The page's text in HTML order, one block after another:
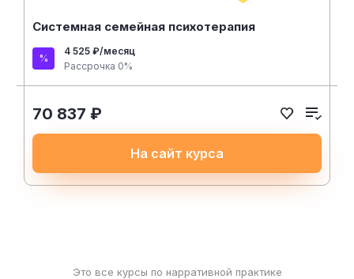
Системная семейная психотерапия
4 525 ₽/месяц
Рассрочка 0%
70 837 ₽
На сайт курса
Это все курсы по нарративной практике